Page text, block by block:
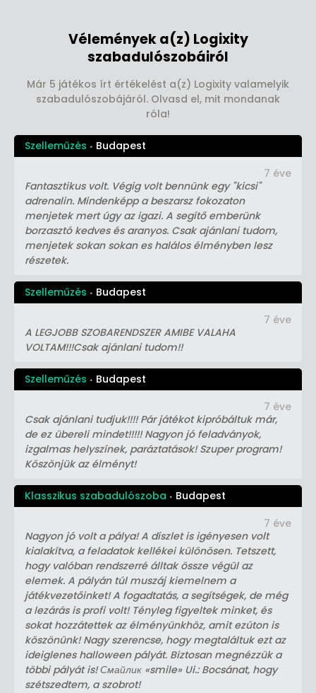
Vélemények a(z) Logixity
szabadulószobáiról
Már 5 játékos írt értékelést a(z) Logixity valamelyik
szabadulószobájáról. Olvasd el, mit mondanak
róla!
Szelleműzés Budapest
Fantasztikus volt. Végig volt bennünk egy "kicsi"
adrenalin. Mindenképp a beszarsz fokozaton
menjetek mert úgy az igazi. A segítő emberünk
borzasztó kedves és aranyos. Csak ajánlani tudom,
menjetek sokan sokan es halálos élményben lesz
részetek.
7 éve
Szelleműzés Budapest
A LEGJOBB SZOBARENDSZER AMIBE VALAHA
VOLTAM!!!Csak ajánlani tudom!!
7 éve
Szelleműzés Budapest
Csak ajánlani tudjuk!!!! Pár játékot kipróbáltuk már,
de ez übereli mindet!!!!! Nagyon jó feladványok,
izgalmas helyszínek, paráztatások! Szuper program!
Köszönjük az élményt!
7 éve
Klasszikus szabadulószoba Budapest
Nagyon jó volt a pálya! A díszlet is igényesen volt
kialakítva, a feladatok kellékei különösen. Tetszett,
hogy valóban rendszerré álltak össze végül az
elemek. A pályán túl muszáj kiemelnem a
játékvezetőinket! A fogadtatás, a segítségek, de még
a lezárás is profi volt! Tényleg figyeltek minket, és
sokat hozzátettek az élményünkhöz, amit ezúton is
köszönünk! Nagy szerencse, hogy megtaláltuk ezt az
ideiglenes halloween pályát. Biztosan megnézzük a
többi pályát is! Смайлик «smile» Ui.: Bocsánat, hogy
szétszedtem, a szobrot!
7 éve